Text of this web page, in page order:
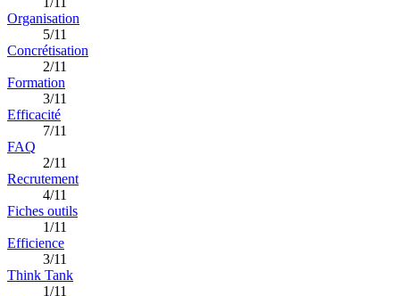
Organisation
5/11
Concrétisation
2/11
Formation
3/11
Efficacité
7/11
FAQ
2/11
Recrutement
4/11
Fiches outils
1/11
Efficience
3/11
Think Tank
1/11